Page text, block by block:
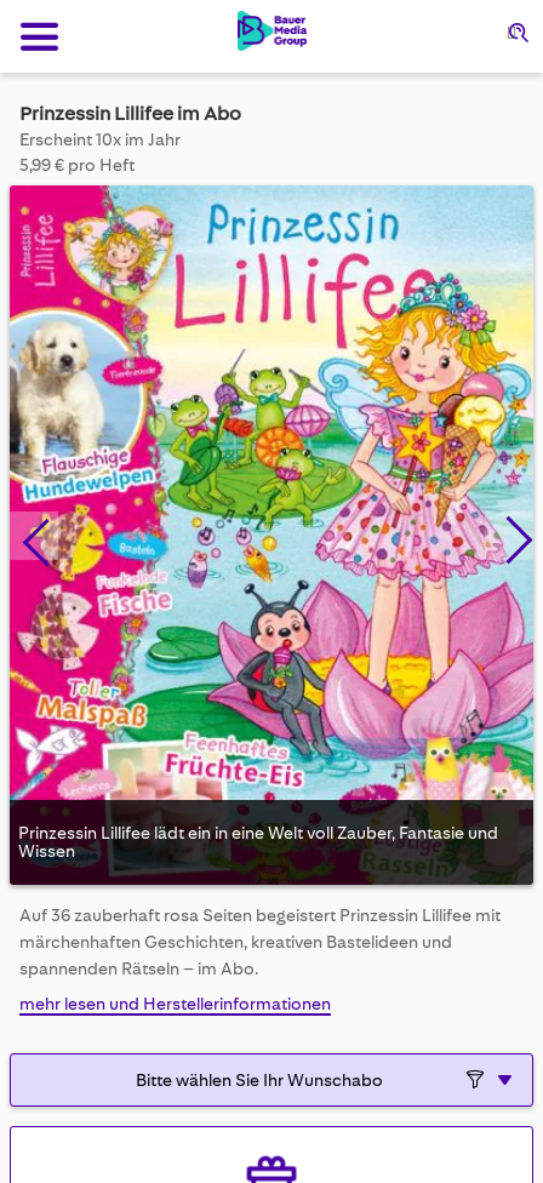
Prinzessin Lillifee im Abo
Erscheint 10x im Jahr
5,99 € pro Heft
to
the
end
the
images
gallery
Prinzessin Lillifee lädt ein in eine Welt voll Zauber, Fantasie und
Wissen
to
the
beginning
the
Auf 36 zauberhaft rosa Seiten begeistert Prinzessin Lillifee mit
märchenhaften Geschichten, kreativen Bastelideen und
spannenden Rätseln – im Abo.
mehr lesen und Herstellerinformationen